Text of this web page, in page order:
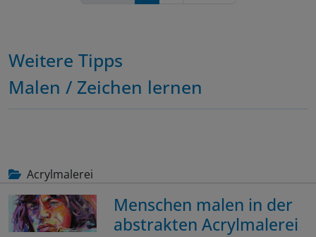
Weitere Tipps
Malen / Zeichen lernen
Acrylmalerei
Menschen malen in der
abstrakten Acrylmalerei